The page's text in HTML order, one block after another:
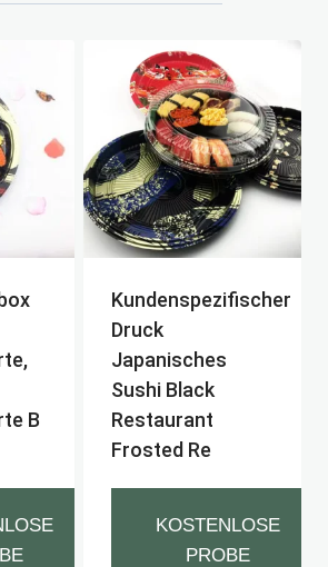
B
Kundenspezifischer
Druck
Japanisches
Sushi Black
Restaurant
Frosted Re
KOSTENLOSE
PROBE